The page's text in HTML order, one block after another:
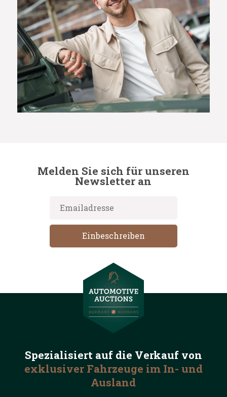
Melden Sie sich für unseren
Newsletter an
Spezialisiert auf die Verkauf von
exklusiver Fahrzeuge im In- und
Ausland